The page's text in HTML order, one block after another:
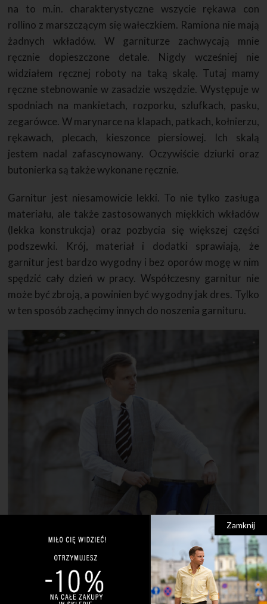
na to m.in. charakterystyczne wszycie rękawa con
rollino z marszczącym się wałeczkiem. Ramiona nie mają
żadnych wkładów. W garniturze zachwycają mnie
ręcznie dopieszczone detale. Nigdy wcześniej nie
widziałem ręcznej roboty na taką skalę. Tutaj mamy
ręczne stebnowanie w zasadzie wszędzie. Występuje w
spodniach na mankietach, rozporku, szlufkach, pasku,
zegarówce. W marynarce na klapach, patkach, kołnierzu,
rękawach, plecach, kieszonce piersiowej. Ich skalą
jestem nadal zafascynowany. Oczywiście dziurki oraz
butonierka są także wykonane ręcznie.
Garnitur jest niesamowicie lekki. To nie tylko zasługa
materiału, ale także zastosowanych miękkich wkładów
(lekka konstrukcja) oraz pozbycia się większej części
podszewki. Krój, materiał i dodatki sprawiają, że
garnitur jest bardzo wygodny i bez oporów mogę w nim
spędzić cały dzień w pracy. Współczesny garnitur nie
może być zbroją, a powinien być wygodny jak dres. Tylko
w ten sposób zachęcimy innych do noszenia garnituru.
Zamknij